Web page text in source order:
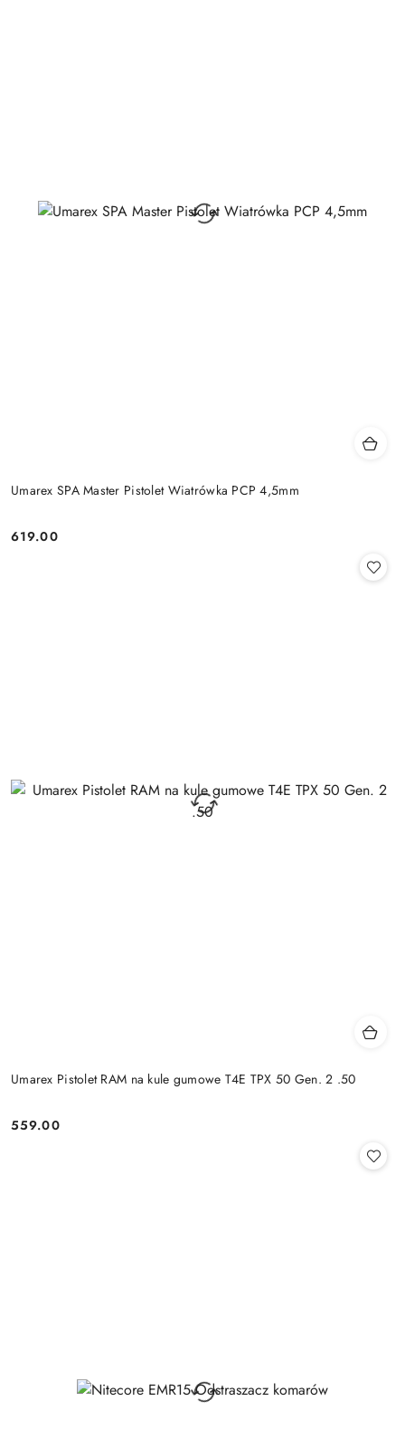
Umarex SPA Master Pistolet Wiatrówka PCP 4,5mm
Cena:
619.00
Umarex Pistolet RAM na kule gumowe T4E TPX 50 Gen. 2 .50
Cena:
559.00